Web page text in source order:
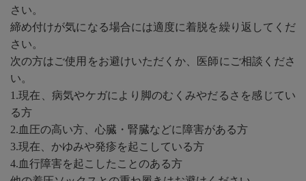
さい。
締め付けが気になる場合には適度に着脱を繰り返してくだ
さい。
次の方はご使用をお避けいただくか、医師にご相談くださ
い。
1.現在、病気やケガにより脚のむくみやだるさを感じてい
る方
2.血圧の高い方、心臓・腎臓などに障害がある方
3.現在、かゆみや発疹を起こしている方
4.血行障害を起こしたことのある方